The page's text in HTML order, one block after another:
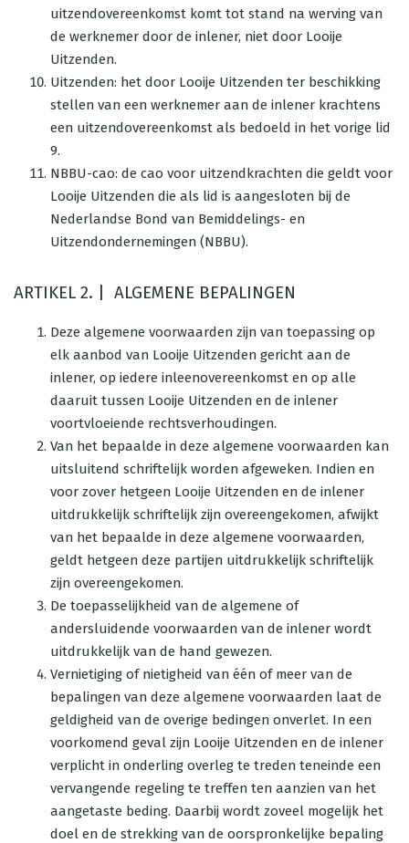
uitzendovereenkomst komt tot stand na werving van
de werknemer door de inlener, niet door Looije
Uitzenden.
Uitzenden: het door Looije Uitzenden ter beschikking
stellen van een werknemer aan de inlener krachtens
een uitzendovereenkomst als bedoeld in het vorige lid
9.
NBBU-cao: de cao voor uitzendkrachten die geldt voor
Looije Uitzenden die als lid is aangesloten bij de
Nederlandse Bond van Bemiddelings- en
Uitzendondernemingen (NBBU).
ARTIKEL 2. | ALGEMENE BEPALINGEN
Deze algemene voorwaarden zijn van toepassing op
elk aanbod van Looije Uitzenden gericht aan de
inlener, op iedere inleenovereenkomst en op alle
daaruit tussen Looije Uitzenden en de inlener
voortvloeiende rechtsverhoudingen.
Van het bepaalde in deze algemene voorwaarden kan
uitsluitend schriftelijk worden afgeweken. Indien en
voor zover hetgeen Looije Uitzenden en de inlener
uitdrukkelijk schriftelijk zijn overeengekomen, afwijkt
van het bepaalde in deze algemene voorwaarden,
geldt hetgeen deze partijen uitdrukkelijk schriftelijk
zijn overeengekomen.
De toepasselijkheid van de algemene of
andersluidende voorwaarden van de inlener wordt
uitdrukkelijk van de hand gewezen.
Vernietiging of nietigheid van één of meer van de
bepalingen van deze algemene voorwaarden laat de
geldigheid van de overige bedingen onverlet. In een
voorkomend geval zijn Looije Uitzenden en de inlener
verplicht in onderling overleg te treden teneinde een
vervangende regeling te treffen ten aanzien van het
aangetaste beding. Daarbij wordt zoveel mogelijk het
doel en de strekking van de oorspronkelijke bepaling